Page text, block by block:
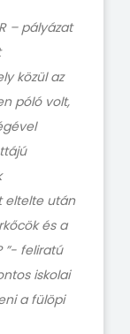
– pályázat
közül az
póló volt,
eltelte után
és a
”- feliratú
iskolai
a fülöpi